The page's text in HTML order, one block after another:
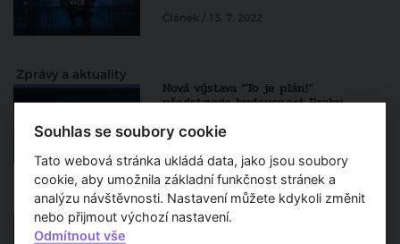
Článek / 13. 7. 2022
Zprávy a aktuality
Nová výstava “To je plán!“
představuje budoucnost Prahy
Článek / 30. 4. 2022
Zprávy a aktuality
Obnovy se dočkají Pragerovy
„kostky“ v areálu Emauzy. Vznikne
Souhlas se soubory cookie
Tato webová stránka ukládá data, jako jsou soubory
cookie, aby umožnila základní funkčnost stránek a
analýzu návštěvnosti. Nastavení můžete kdykoli změnit
nebo přijmout výchozí nastavení.
Odmítnout vše